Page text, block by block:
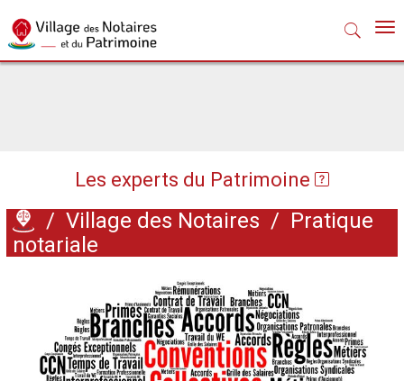
Les experts du Patrimoine
/ Village des Notaires / Pratique
notariale